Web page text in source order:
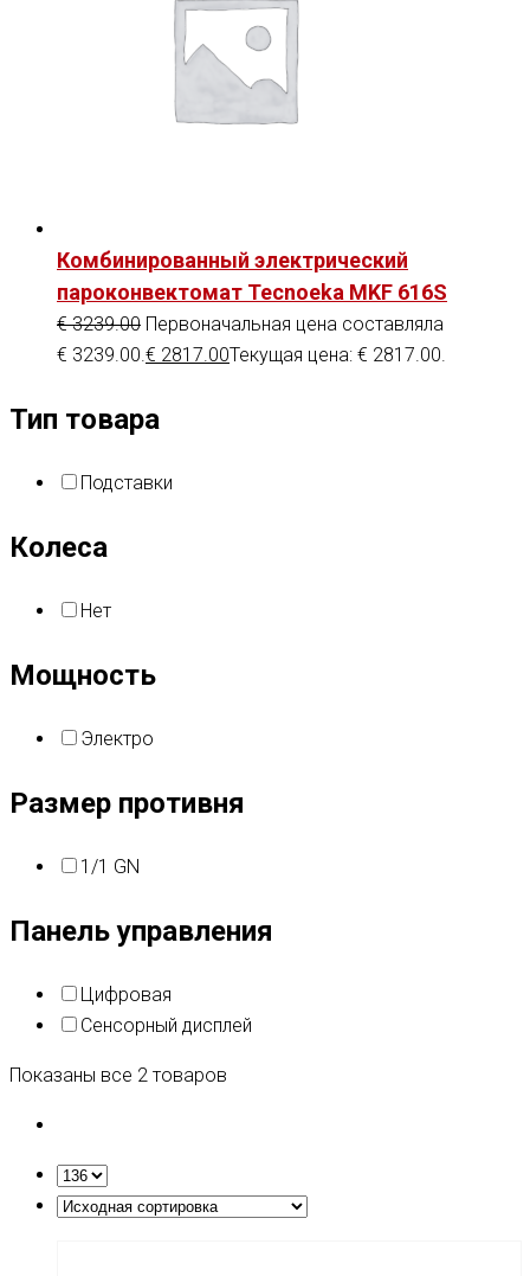
Комбинированный электрический
пароконвектомат Tecnoeka MKF 616S
€3239.00 Первоначальная цена составляла
€ 3239.00. € 2817.00Текущая цена: € 2817.00.
Тип товара
Подставки
Колеса
Нет
Мощность
Электро
Размер противня
1/1 GN
Панель управления
Цифровая
Сенсорный дисплей
Показаны все 2 товаров